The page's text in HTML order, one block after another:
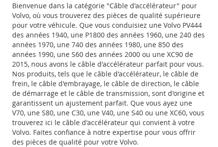
Bienvenue dans la catégorie "Câble d'accélérateur" pour
Volvo, où vous trouverez des pièces de qualité supérieure
pour votre véhicule. Que vous conduisiez une Volvo PV444
des années 1940, une P1800 des années 1960, une 240 des
années 1970, une 740 des années 1980, une 850 des
années 1990, une S60 des années 2000 ou une XC90 de
2015, nous avons le câble d'accélérateur parfait pour vous.
Nos produits, tels que le câble d'accélérateur, le câble de
frein, le câble d'embrayage, le câble de direction, le câble
de démarrage et le câble de transmission, sont d'origine et
garantissent un ajustement parfait. Que vous ayez une
V70, une S80, une C30, une V40, une S40 ou une XC60, vous
trouverez ici le câble d'accélérateur qui convient à votre
Volvo. Faites confiance à notre expertise pour vous offrir
des pièces de qualité pour votre Volvo.